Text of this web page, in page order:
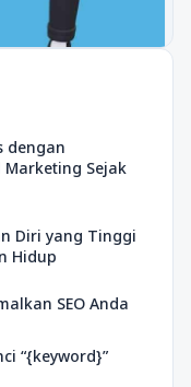
dengan
Sejak
Diri yang Tinggi
Hidup
SEO Anda
“{keyword}”